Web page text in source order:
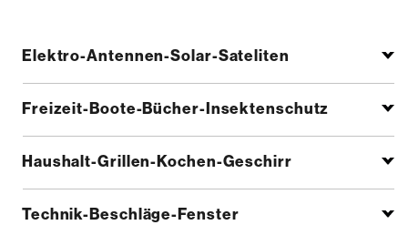
Elektro-Antennen-Solar-Sateliten
Freizeit-Boote-Bücher-Insektenschutz
Haushalt-Grillen-Kochen-Geschirr
Technik-Beschläge-Fenster